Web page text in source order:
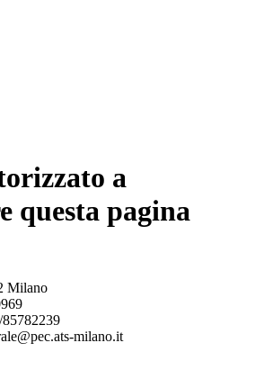
a
questa pagina
Milano
milano.it